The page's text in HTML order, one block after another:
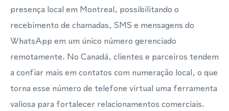
presença local em Montreal, possibilitando o
recebimento de chamadas, SMS e mensagens do
WhatsApp em um único número gerenciado
remotamente. No Canadá, clientes e parceiros tendem
a confiar mais em contatos com numeração local, o que
torna esse número de telefone virtual uma ferramenta
valiosa para fortalecer relacionamentos comerciais.